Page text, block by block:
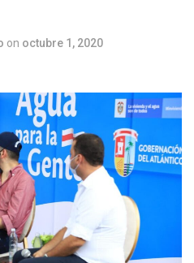
on octubre 1, 2020